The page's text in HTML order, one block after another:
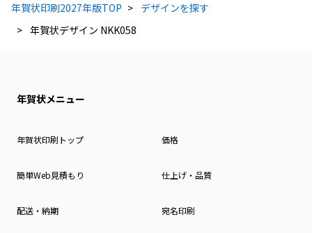
年賀状印刷2027年版TOP
デザインを探す
年賀状デザイン NKK058
年賀状メニュー
年賀状印刷トップ 価格
簡単Web見積もり 仕上げ・品質
配送・納期 宛名印刷